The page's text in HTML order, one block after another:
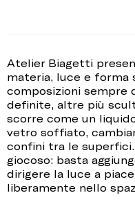
Atelier Biagetti
materia, luce e forma
composizioni sempre
definite, altre più
scorre come un
vetro soffiato,
confini tra le
giocoso: basta
dirigere la luce a
liberamente nello